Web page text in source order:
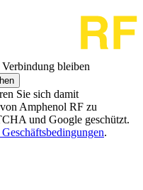
bleiben
Sie sich damit
Amphenol RF zu
und Google geschützt.
.